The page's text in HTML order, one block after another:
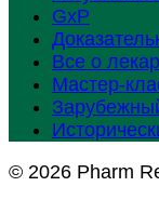
GxP
Все о
Мастер-
© 2026 Pharm